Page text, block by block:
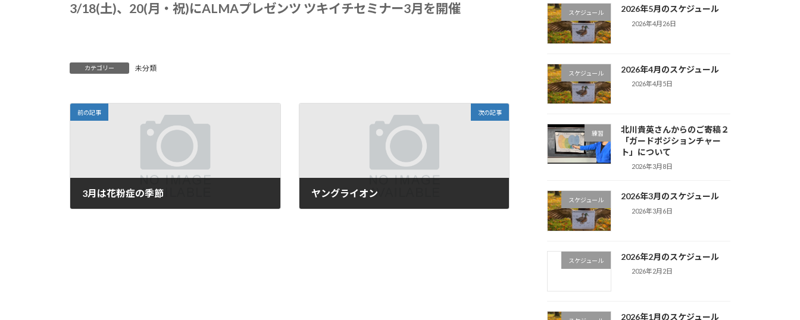
3/18(土)、20(月・祝)にALMAプレゼンツ ツキイチセミナー3月を開催
カテゴリー 未分類
前の記事
3月は花粉症の季節
次の記事
ヤングライオン
スケジュール 2026年5月のスケジュール
2026年4月26日
スケジュール 2026年4月のスケジュール
2026年4月5日
練習
北川貴英さんからのご寄稿２
「ガードポジションチャー
ト」について
2026年3月8日
スケジュール 2026年3月のスケジュール
2026年3月6日
スケジュール 2026年2月のスケジュール
2026年2月2日
2026年1月のスケジュール